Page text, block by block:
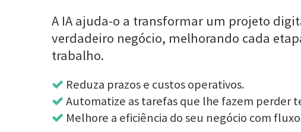
A IA ajuda-o a transformar um projeto
verdadeiro negócio, melhorando cada
trabalho.
Reduza prazos e custos operativos.
Automatize as tarefas que lhe fazem perder
Melhore a eficiência do seu negócio com